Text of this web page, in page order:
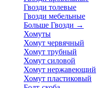
Гвозди толевые
Гвозди мебельные
Больше Гвозди →
Хомуты
Хомут червячный
Хомут трубный
Хомут силовой
Хомут нержавеющий
Хомут пластиковый